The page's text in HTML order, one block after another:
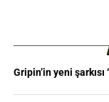
Gripin’in yeni